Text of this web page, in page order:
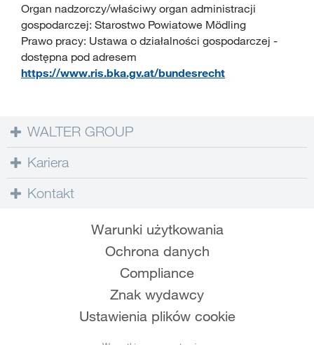
Organ nadzorczy/właściwy organ administracji
gospodarczej: Starostwo Powiatowe Mödling
Prawo pracy: Ustawa o działalności gospodarczej -
dostępna pod adresem
https://www.ris.bka.gv.at/bundesrecht
WALTER GROUP
Kariera
Kontakt
Warunki użytkowania
Ochrona danych
Compliance
Znak wydawcy
Ustawienia plików cookie